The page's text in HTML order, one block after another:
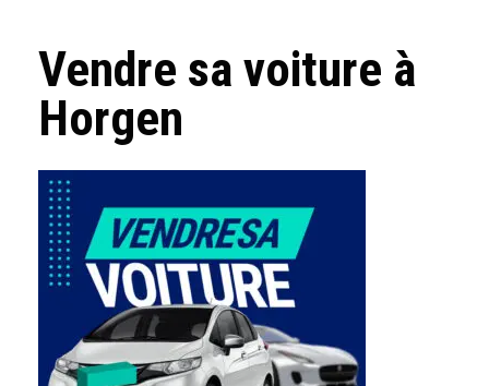
Vendre sa voiture à
Horgen